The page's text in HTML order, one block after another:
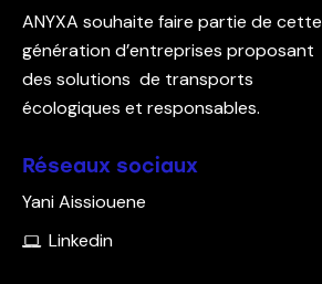
ANYXA souhaite faire partie de cette
génération d’entreprises proposant
des solutions de transports
écologiques et responsables.
Réseaux sociaux
Yani Aissiouene
Linkedin